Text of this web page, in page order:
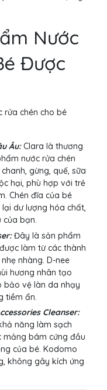
Nước
Được
rửa chén cho bé
Âu:Clara là thương
nước rửa chén
gừng, quế, sữa
hại, phù hợp với trẻ
Chén đĩa của bé
dư lượng hóa chất,
bạn.
Đây là sản phẩm
làm từ các thành
nhàng. D-nee
hương nhân tạo
bảo vệ làn da nhạy
tiềm ẩn.
Cleanser:
năng làm sạch
bám cứng đầu
của bé. Kodomo
không gây kích ứng